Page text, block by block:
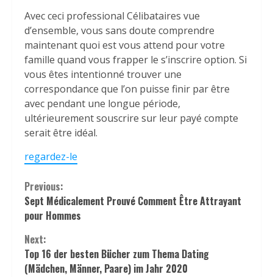
Avec ceci professional Célibataires vue
d’ensemble, vous sans doute comprendre
maintenant quoi est vous attend pour votre
famille quand vous frapper le s’inscrire option. Si
vous êtes intentionné trouver une
correspondance que l’on puisse finir par être
avec pendant une longue période,
ultérieurement souscrire sur leur payé compte
serait être idéal.
regardez-le
Continue
Reading
Previous:
Sept Médicalement Prouvé Comment Être Attrayant
pour Hommes
Next:
Top 16 der besten Bücher zum Thema Dating
(Mädchen, Männer, Paare) im Jahr 2020